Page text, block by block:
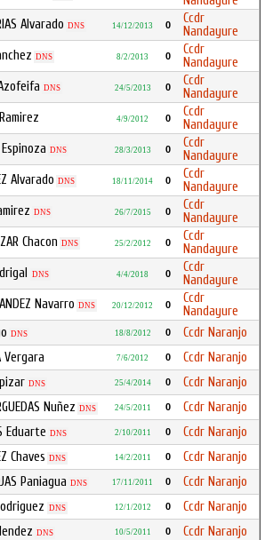
Alvarado DNS 14/12/2013 0
Ccdr
Nandayure
DNS 8/2/2013 0
Ccdr
Nandayure
DNS 24/5/2013 0
Ccdr
Nandayure
4/9/2012 0
Ccdr
Nandayure
DNS 28/3/2013 0
Ccdr
Nandayure
Alvarado DNS 18/11/2014 0
Ccdr
Nandayure
DNS 26/7/2015 0
Ccdr
Nandayure
Chacon DNS 25/2/2012 0
Ccdr
Nandayure
DNS 4/4/2018 0
Ccdr
Nandayure
Navarro DNS 20/12/2012 0
Ccdr
Nandayure
DNS 18/8/2012 0 Ccdr Naranjo
Vergara 7/6/2012 0 Ccdr Naranjo
DNS 25/4/2014 0 Ccdr Naranjo
Nuñez DNS 24/5/2011 0 Ccdr Naranjo
Eduarte DNS 2/10/2011 0 Ccdr Naranjo
Chaves DNS 14/2/2011 0 Ccdr Naranjo
Paniagua DNS 17/11/2011 0 Ccdr Naranjo
DNS 12/1/2012 0 Ccdr Naranjo
DNS 10/5/2011 0 Ccdr Naranjo